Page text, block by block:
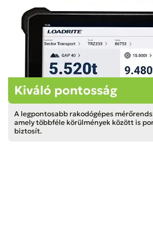
Kiváló pontosság
A legpontosabb rakodógépes
amely többféle körülmények között is
biztosít.